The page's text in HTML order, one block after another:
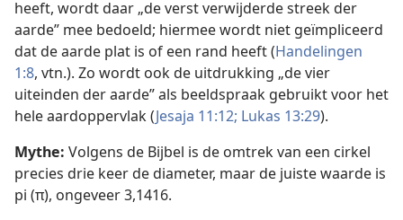
heeft, wordt daar „de verst verwijderde streek der
aarde” mee bedoeld; hiermee wordt niet geïmpliceerd
dat de aarde plat is of een rand heeft (Handelingen
1:8, vtn.). Zo wordt ook de uitdrukking „de vier
uiteinden der aarde” als beeldspraak gebruikt voor het
hele aardoppervlak (Jesaja 11:12; Lukas 13:29).
Mythe: Volgens de Bijbel is de omtrek van een cirkel
precies drie keer de diameter, maar de juiste waarde is
pi (π), ongeveer 3,1416.